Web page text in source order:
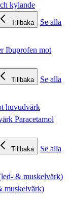
kylande
Tillbaka
Se alla
Ibuprofen mot
Tillbaka
Se alla
huvudvärk
Paracetamol
Tillbaka
Se alla
& muskelvärk)
muskelvärk)